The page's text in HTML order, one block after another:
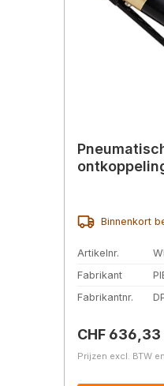
Binnenkort
Artikelnr.
Fabrikant
Fabrikantnr.
Normale prijs:
CHF 636,33
Prijzen excl. BTW